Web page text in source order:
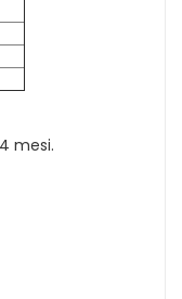
mesi.